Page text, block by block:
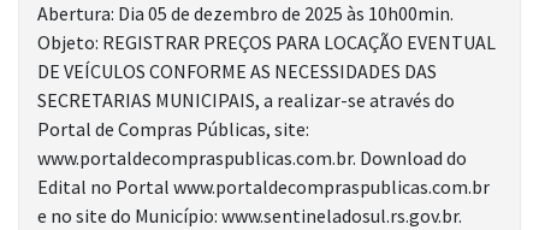
Abertura: Dia 05 de dezembro de 2025 às 10h00min.
Objeto: REGISTRAR PREÇOS PARA LOCAÇÃO EVENTUAL
DE VEÍCULOS CONFORME AS NECESSIDADES DAS
SECRETARIAS MUNICIPAIS, a realizar-se através do
Portal de Compras Públicas, site:
www.portaldecompraspublicas.com.br. Download do
Edital no Portal www.portaldecompraspublicas.com.br
e no site do Município: www.sentineladosul.rs.gov.br.